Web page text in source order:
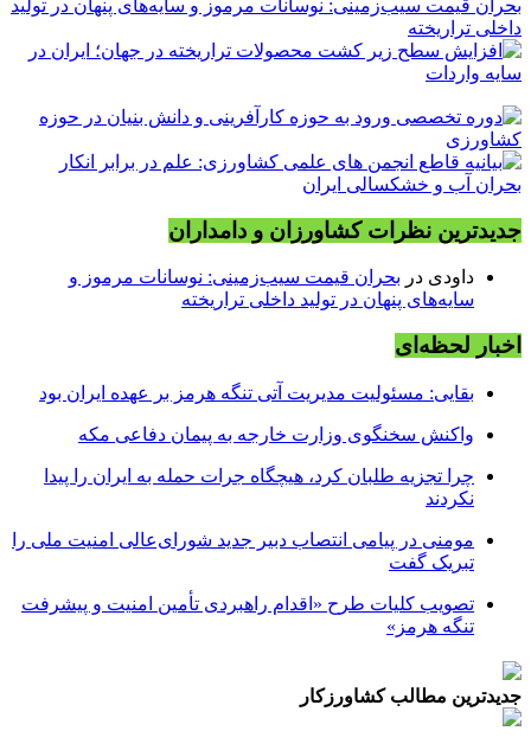
بحران قیمت سیب‌زمینی: نوسانات مرموز و سایه‌های پنهان در تولید
داخلی تراریخته
جدیدترین نظرات کشاورزان و دامداران
داودی در بحران قیمت سیب‌زمینی: نوسانات مرموز و
سایه‌های پنهان در تولید داخلی تراریخته
اخبار لحظه‌ای
بقایی: مسئولیت مدیریت آتی تنگه هرمز بر عهده ایران بود
واکنش سخنگوی وزارت خارجه به پیمان دفاعی مکه
چرا تجزیه طلبان کرد، هیچگاه جرات حمله به ایران را پیدا
نکردند
مومنی در پیامی انتصاب دبیر جدید شورای‌عالی امنیت ملی را
تبریک گفت
تصویب کلیات طرح «اقدام راهبردی تأمین امنیت و پیشرفت
تنگه هرمز»
جدیدترین مطالب کشاورزکار